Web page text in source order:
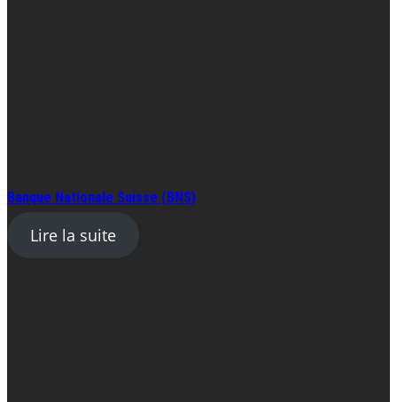
Banque Nationale Suisse (BNS)
Lire la suite